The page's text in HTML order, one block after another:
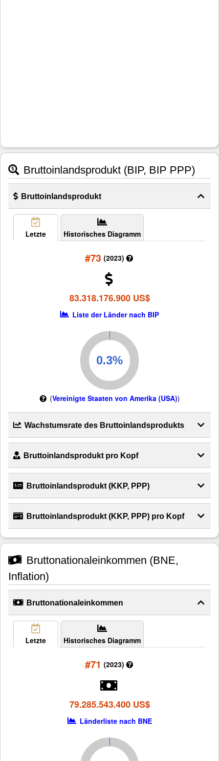
Bruttoinlandsprodukt (BIP, BIP PPP)
Bruttoinlandsprodukt
Letzte Historisches Diagramm
#73 (2023)
83.318.176.900 US$
Liste der Länder nach BIP
(Vereinigte Staaten von Amerika (USA))
Wachstumsrate des Bruttoinlandsprodukts
Bruttoinlandsprodukt pro Kopf
Bruttoinlandsprodukt (KKP, PPP)
Bruttoinlandsprodukt (KKP, PPP) pro Kopf
Bruttonationaleinkommen (BNE,
Inflation)
Bruttonationaleinkommen
Letzte Historisches Diagramm
#71 (2023)
79.285.543.400 US$
Länderliste nach BNE